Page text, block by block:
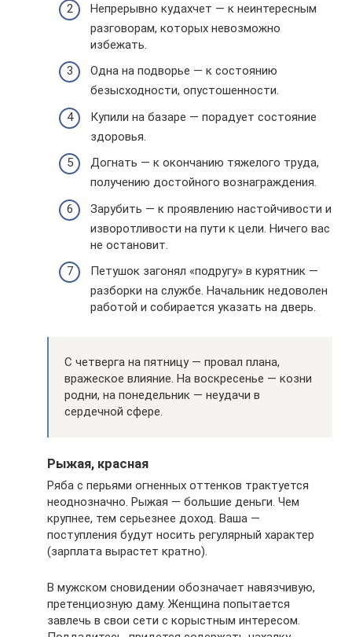
Непрерывно кудахчет — к неинтересным
разговорам, которых невозможно
избежать.
Одна на подворье — к состоянию
безысходности, опустошенности.
Купили на базаре — порадует состояние
здоровья.
Догнать — к окончанию тяжелого труда,
получению достойного вознаграждения.
Зарубить — к проявлению настойчивости и
изворотливости на пути к цели. Ничего вас
не остановит.
Петушок загонял «подругу» в курятник —
разборки на службе. Начальник недоволен
работой и собирается указать на дверь.
С четверга на пятницу — провал плана,
вражеское влияние. На воскресенье — козни
родни, на понедельник — неудачи в
сердечной сфере.
Рыжая, красная
Ряба с перьями огненных оттенков трактуется
неоднозначно. Рыжая — большие деньги. Чем
крупнее, тем серьезнее доход. Ваша —
поступления будут носить регулярный характер
(зарплата вырастет кратно).
В мужском сновидении обозначает навязчивую,
претенциозную даму. Женщина попытается
завлечь в свои сети с корыстным интересом.